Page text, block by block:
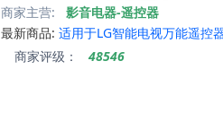
商家主营:
影音电器-遥控器
最新商品: 适用于LG智能电视万能遥控
商家评级：
48546